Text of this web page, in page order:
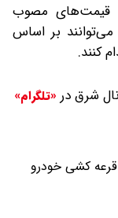
قیمت‌های مصوب
بر اساس
کنند.
شرق در «تلگرام»
قرعه کشی خودرو